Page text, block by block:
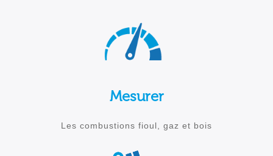
Mesurer
Les combustions fioul, gaz et bois